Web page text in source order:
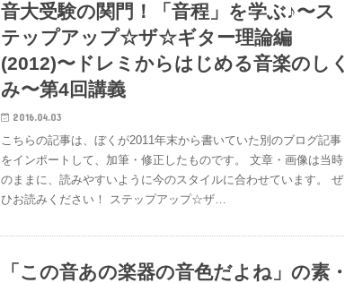
音大受験の関門！「音程」を学ぶ♪〜ス
テップアップ☆ザ☆ギター理論編
(2012)〜ドレミからはじめる音楽のしく
み〜第4回講義
2016.04.03
こちらの記事は、ぼくが2011年末から書いていた別のブログ記事
をインポートして、加筆・修正したものです。 文章・画像は当時
のままに、読みやすいように今のスタイルに合わせています。 ぜ
ひお読みください！ ステップアップ☆ザ…
「この音あの楽器の音色だよね」の素・